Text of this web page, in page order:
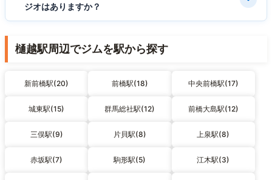
ジオはありますか？
樋越駅周辺でジムを駅から探す
新前橋駅(20) 前橋駅(18) 中央前橋駅(17)
城東駅(15) 群馬総社駅(12) 前橋大島駅(12)
三俣駅(9) 片貝駅(8) 上泉駅(8)
赤坂駅(7) 駒形駅(5) 江木駅(3)